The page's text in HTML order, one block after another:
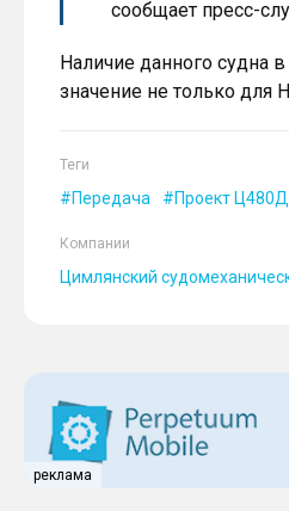
сообщает пресс-
Наличие данного судна
значение не только для
Теги
Передача Проект Ц480Д
Компании
Цимлянский
реклама